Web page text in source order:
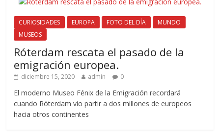
CURIOSIDADES EUROPA FOTO DEL DÍA
MUNDO
MUSEOS
Róterdam rescata el pasado de la
emigración europea.
diciembre 15, 2020 admin 0
El moderno Museo Fénix de la Emigración recordará
cuando Róterdam vio partir a dos millones de europeos
hacia otros continentes